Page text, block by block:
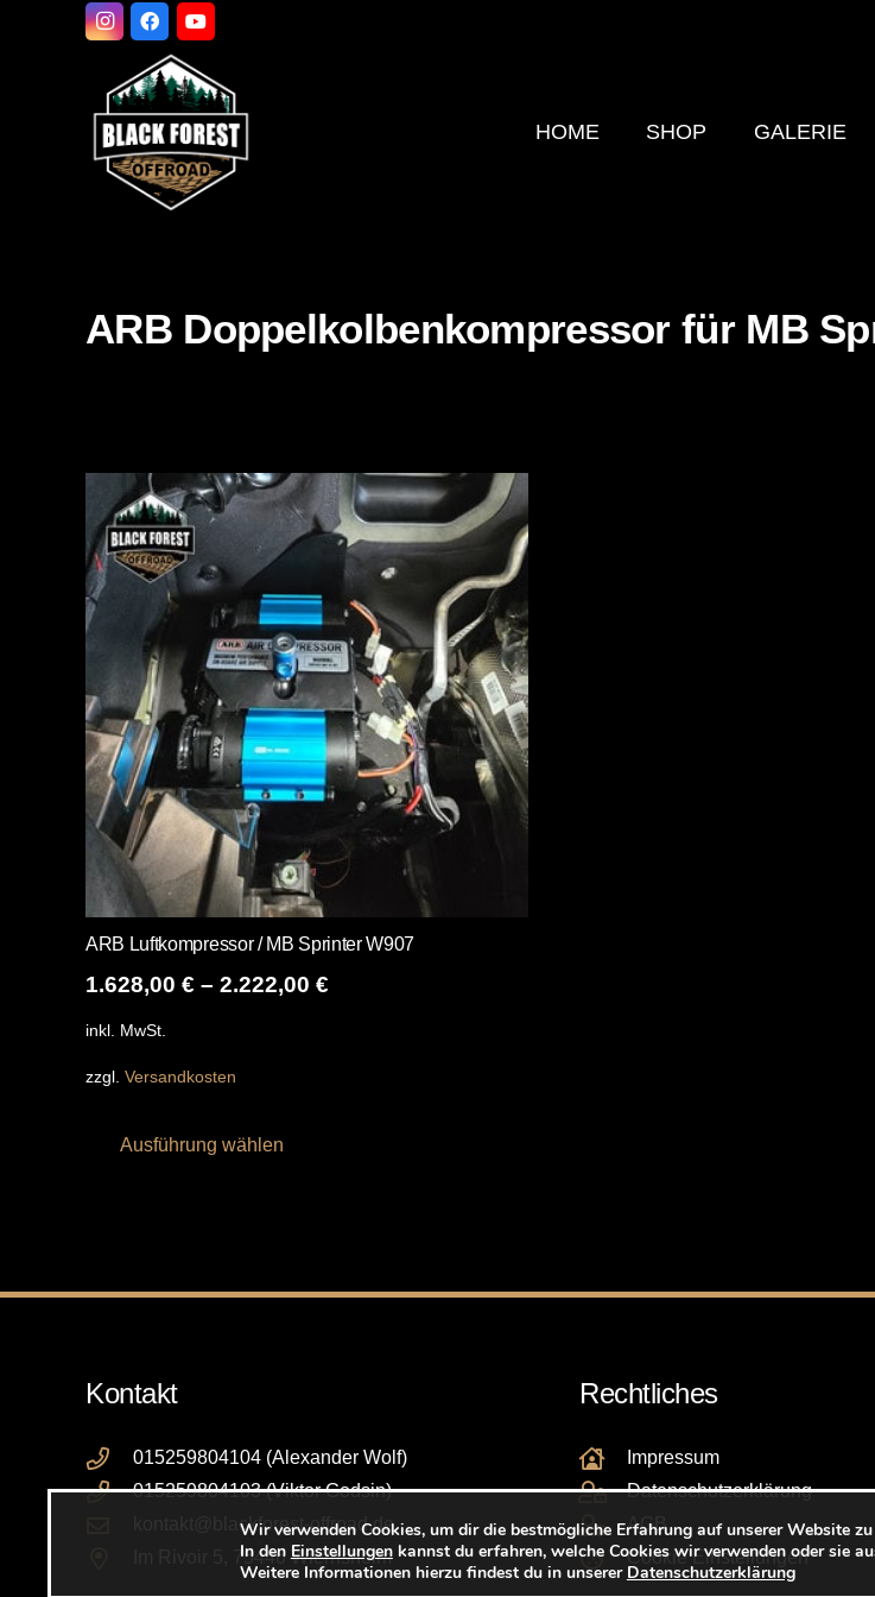
HOME SHOP GALERIE
ARB Doppelkolbenkompressor für MB
ARB Luftkompressor / MB Sprinter W907
1.628,00 € – 2.222,00 €
inkl. MwSt.
zzgl. Versandkosten
Ausführung wählen
der
Produktseite
werden
Kontakt
015259804104 (Alexander Wolf)
015259804103 (Viktor Godsin)
kontakt@blackforest-offroad.de
Im Rivoir 5, 75446 Wiernsheim
Rechtliches
Impressum
Datenschutzerklärung
AGB
Cookie Einstellungen
Wir verwenden Cookies, um dir die bestmögliche Erfahrung auf unserer Website
In den Einstellungenkannst du erfahren, welche Cookies wir verwenden oder sie
Weitere Informationen hierzu findest du in unserer Datenschutzerklärung